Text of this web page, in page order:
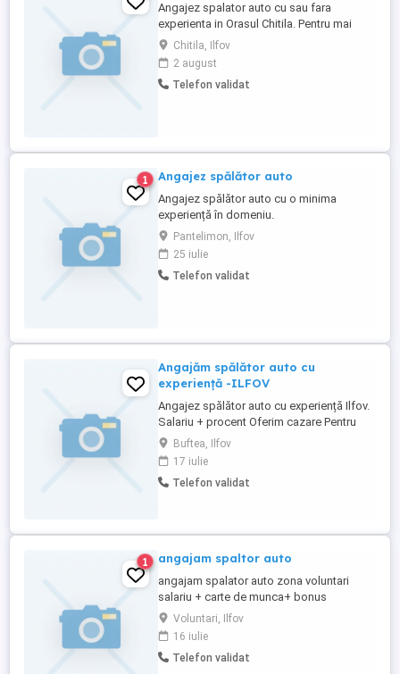
Angajez spalator auto cu sau fara
experienta in Orasul Chitila. Pentru mai
multe detalii ne puteti contacta la numarul
de telefon:
Chitila, Ilfov
2 august
Telefon validat
1 Angajez spălător auto
Angajez spălător auto cu o minima
experiență în domeniu.
Pantelimon, Ilfov
25 iulie
Telefon validat
Angajăm spălător auto cu
experiență -ILFOV
Angajez spălător auto cu experiență Ilfov.
Salariu + procent Oferim cazare Pentru
mai multe detalii
Buftea, Ilfov
17 iulie
Telefon validat
1 angajam spaltor auto
angajam spalator auto zona voluntari
salariu + carte de munca+ bonus
Voluntari, Ilfov
16 iulie
Telefon validat